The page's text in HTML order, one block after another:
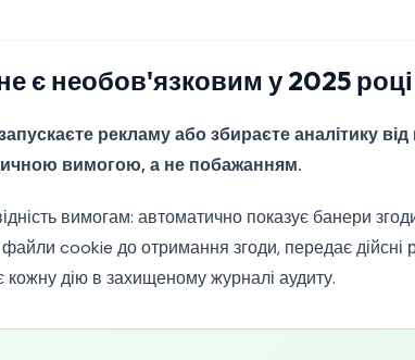
є необов'язковим у 2025 році
рекламу або збираєте аналітику
вимогою, а не побажанням.
вимогам: автоматично показує банери
файли cookie до отримання згоди, передає дійсні
дію в захищеному журналі аудиту.